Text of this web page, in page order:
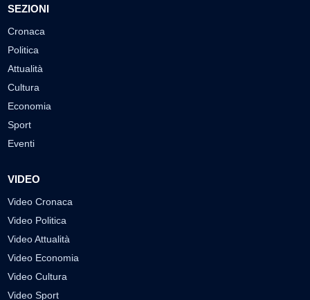
SEZIONI
Cronaca
Politica
Attualità
Cultura
Economia
Sport
Eventi
VIDEO
Video Cronaca
Video Politica
Video Attualità
Video Economia
Video Cultura
Video Sport